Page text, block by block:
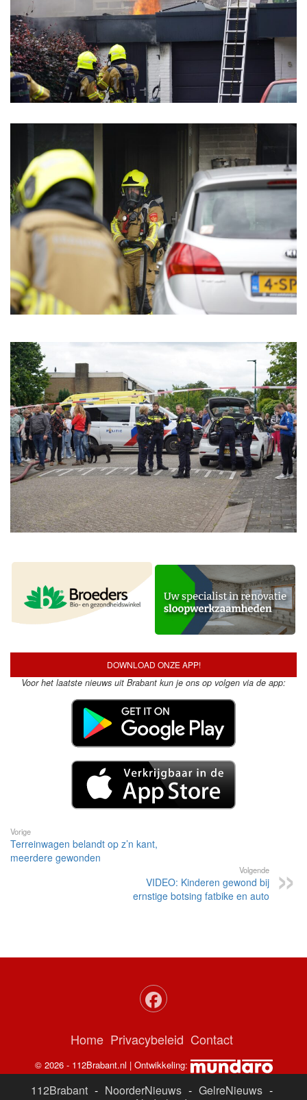
DOWNLOAD ONZE APP!
Voor het laatste nieuws uit Brabant kun je ons op volgen via de app:
Vorige
Terreinwagen belandt op z’n kant,
meerdere gewonden
Volgende
VIDEO: Kinderen gewond bij
ernstige botsing fatbike en auto
Home Privacybeleid Contact
© 2026 - 112Brabant.nl | Ontwikkeling:
112Brabant - NoorderNieuws - GelreNieuws -